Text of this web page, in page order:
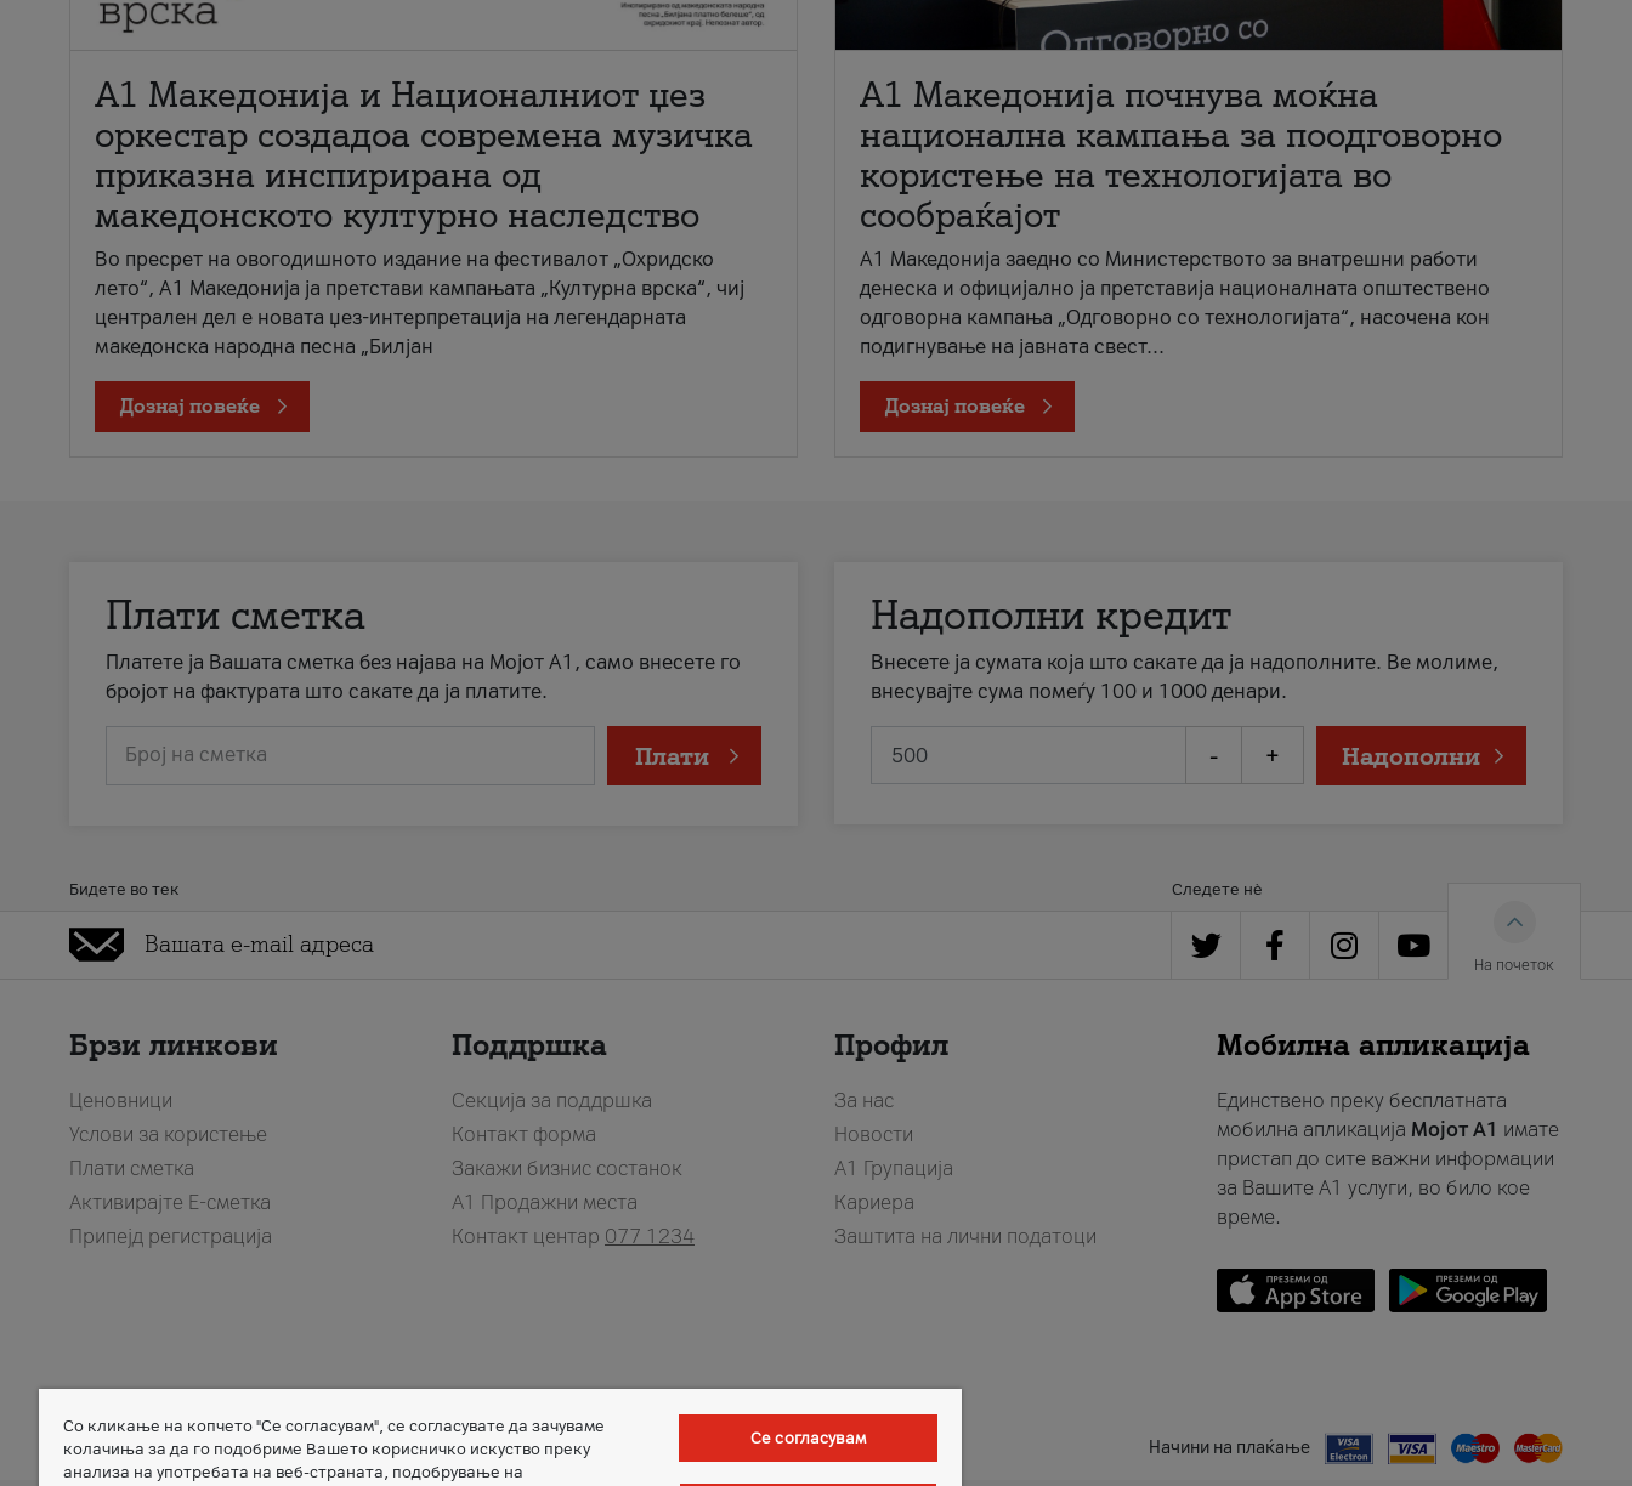
А1 Македонија и Националниот џез
оркестар создадоа современа музичка
приказна инспирирана од
македонското културно наследство
Во пресрет на овогодишното издание на фестивалот „Охридско
лето“, А1 Македонија ја претстави кампањата „Културна врска“, чиј
централен дел е новата џез-интерпретација на легендарната
македонска народна песна „Билјан
Дознај повеќе
A1 Македонија почнува моќна
национална кампања за поодговорно
користење на технологијата во
сообраќајот
A1 Македонија заедно со Министерството за внатрешни работи
денеска и официјално ја претставија националната општествено
одговорна кампања „Одговорно со технологијата“, насочена кон
подигнување на јавната свест...
Дознај повеќе
Плати сметка
Платете ја Вашата сметка без најава на Мојот А1, само внесете го
бројот на фактурата што сакате да ја платите.
Број на сметка Плати
Надополни кредит
Внесете ја сумата која што сакате да ја надополните. Ве молиме,
внесувајте сума помеѓу 100 и 1000 денари.
- + Надополни
Бидете во тек Следете нè
На почеток
Брзи линкови
Ценовници
Услови за користење
Плати сметка
Активирајте Е-сметка
Припејд регистрација
Поддршка
Секција за поддршка
Контакт форма
Закажи бизнис состанок
A1 Продажни места
Контакт центар 077 1234
Профил
За нас
Новости
А1 Групација
Кариера
Заштита на лични податоци
Мобилна апликација
Единствено преку бесплатната
мобилна апликација Мојот A1 имате
пристап до сите важни информации
за Вашите A1 услуги, во било кое
време.
Member of Начини на плаќање
Со кликање на копчето "Се согласувам", се согласувате да зачуваме
колачиња за да го подобриме Вашето корисничко искуство преку
анализа на употребата на веб-страната, подобрување на
Се согласувам